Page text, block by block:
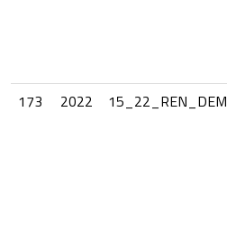
173
2022 15_22_REN_DEM